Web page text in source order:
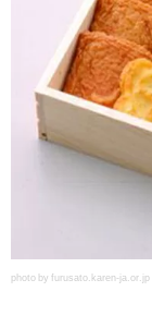
photo by furusato.karen-ja.or.jp